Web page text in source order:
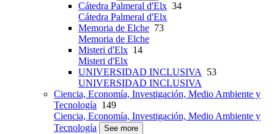
Cátedra Palmeral d'Elx 34
Cátedra Palmeral d'Elx
Memoria de Elche 73
Memoria de Elche
Misteri d'Elx 14
Misteri d'Elx
UNIVERSIDAD INCLUSIVA 53
UNIVERSIDAD INCLUSIVA
Ciencia, Economía, Investigación, Medio Ambiente y
Tecnología 149
Ciencia, Economía, Investigación, Medio Ambiente y
Tecnología
See more